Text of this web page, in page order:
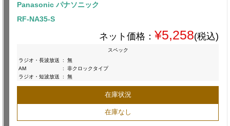
Panasonic パナソニック
RF-NA35-S
ネット価格： ¥5,258(税込)
スペック
ラジオ・長波放送
:
無
AM
:
非クロックタイプ
ラジオ・短波放送
: 無
在庫状況
在庫なし